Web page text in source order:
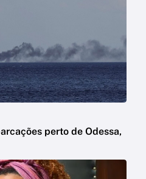
perto de Odessa,